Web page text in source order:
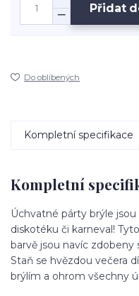
Přidat
Do oblíbených
Kompletní specifikace
Kompletní
Úchvatné párty brýle
diskotéku či karneval!
barvě jsou navíc
Staň se hvězdou večera
brýlím a ohrom všechny